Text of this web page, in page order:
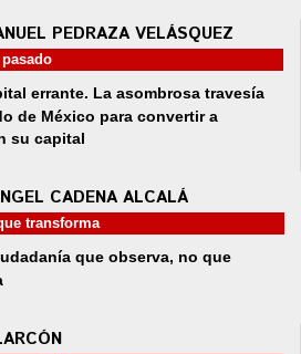
PEDRAZA VELÁSQUEZ
errante. La asombrosa travesía
de México para convertir a
su capital
CADENA ALCALÁ
transforma
que observa, no que